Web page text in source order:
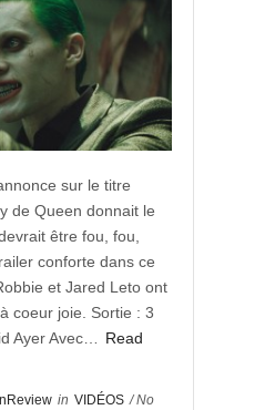
sur le titre
de Queen donnait le
être fou, fou,
conforte dans ce
et Jared Leto ont
coeur joie. Sortie : 3
Ayer Avec…
Read
in VIDÉOS / No